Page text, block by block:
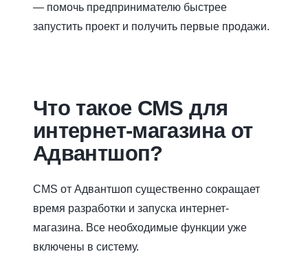
— помочь предпринимателю быстрее
запустить проект и получить первые продажи.
Что такое CMS для
интернет-магазина от
Адвантшоп?
CMS от Адвантшоп существенно сокращает
время разработки и запуска интернет-
магазина. Все необходимые функции уже
включены в систему.